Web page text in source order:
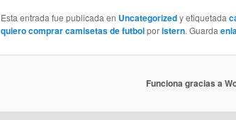
Esta entrada fue publicada en Uncategorizedy etiquetada
quiero comprar camisetas de futbolporistern. Guarda
Funciona gracias a